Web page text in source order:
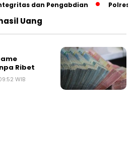
dan Pengabdian Polres
Uang
Ribet
WIB